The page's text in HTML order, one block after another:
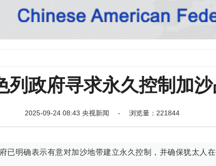
列政府寻求永久控制加
2025-09-24 08:43 央视新闻 - 浏览量：221844
已明确表示有意对加沙地带建立永久控制，并确保犹太人